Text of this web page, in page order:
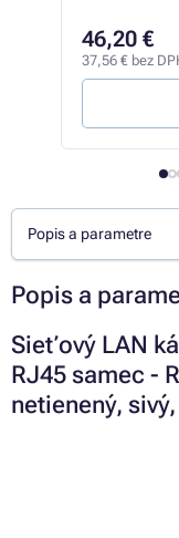
46,20 €
37,56 € bez
Popis a parametre
Popis a
Sieťový LAN
RJ45 samec -
netienený,